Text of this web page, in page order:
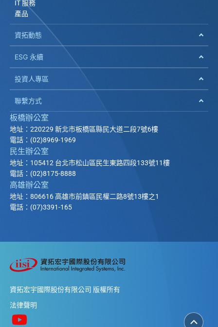
IT 服務
產品
資拓動態
ESG 永續
投資人專區
聯繫方式
板橋辦公室
地址：220229 新北市板橋區縣民大道二段7號6樓
電話：(02)8969-1969
民生辦公室
地址：105412 台北市松山區民生東路四段133號11樓
電話：(02)8175-8888
高雄辦公室
地址：806616 高雄市前鎮區民權二路8號13樓之1
電話：(07)3391-165
資拓宏宇國際股份有限公司 版權所有
法律聲明
返